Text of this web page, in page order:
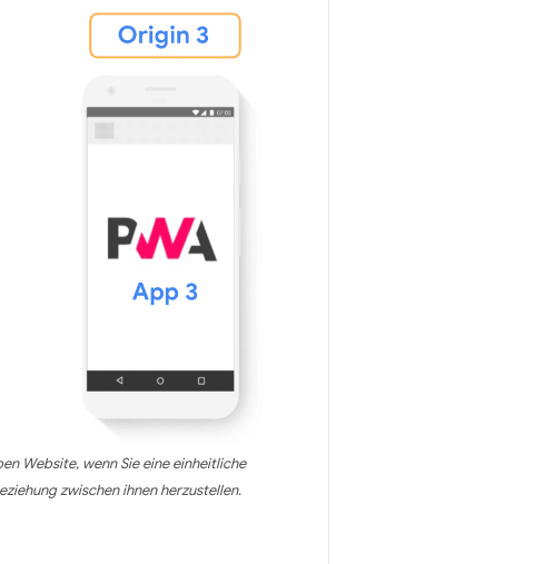
Website, wenn Sie eine einheitliche
zwischen ihnen herzustellen.